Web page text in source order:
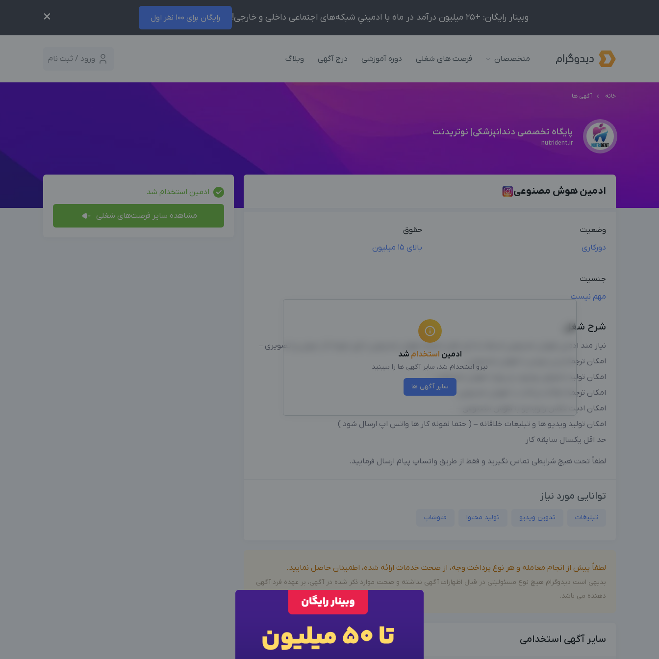
وبینار رایگان: +25 میلیون درآمد در ماه با ادمینیِ شبکه‌های اجتماعی داخلی و خارجی! رایگان برای 100 نفر اول ×
متخصصان فرصت های شغلی دوره آموزشی درج آگهی وبلاگ ورود / ثبت نام
خانه آگهی ها
پایگاه تخصصی دندانپزشکی| نوتریدنت
nutrident.ir
ادمین هوش مصنوعی
وضعیت
دورکاری
حقوق
بالای 15 میلیون
جنسیت
مهم نیست
شرح شغل
نیاز مند ادمین هوش مصنوعی مسلط به ابزار های مختلف هوش مصنوعی دارای نمونه کار صوتی و تصویری –
امکان ترجمه و زیر نویس با هوش مصنوعی –
امکان تولید محتوای یوتیوب و پیج با هوش مصنوعی –
امکان ترجمه مقالات و کتاب با هوش مصنوعی –
امکان ادیت عکس و ویدیو با هوش مصنوعی –
امکان تولید ویدیو ها و تبلیغات خلاقانه – ( حتما نمونه کار ها واتس اپ ارسال شود )
حد اقل یکسال سابقه کار
لطفاً تحت هیچ شرایطی تماس نگیرید و فقط از طریق واتساپ پیام ارسال فرمایید.
توانایی مورد نیاز
تبلیغات تدوین‌ ویدیو تولید محتوا فتوشاپ
ادمین استخدام شد
نیرو استخدام شد، سایر آگهی ها را ببینید
سایر آگهی ها
لطفاً پیش از انجام معامله و هر نوع پرداخت وجه، از صحت خدمات ارائه شده، اطمینان حاصل نمایید.
بدیهی است دیدوگرام هیچ نوع مسئولیتی در قبال اظهارات آگهی نداشته و صحت موارد ذکر شده در آگهی، بر عهده فرد آگهی
دهنده می باشد.
سایر آگهی استخدامی
ادمین استخدام شد
مشاهده سایر فرصت‌های شغلی
ورود به حساب کاربری
وارد حساب کاربری شوید
برای نمایش اطلاعات تماس این آگهی از فرم زیر برای ورود یا
ثبت نام اقدام کنید.